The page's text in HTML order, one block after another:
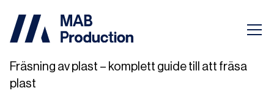
Fräsning av plast – komplett guide till att fräsa
plast